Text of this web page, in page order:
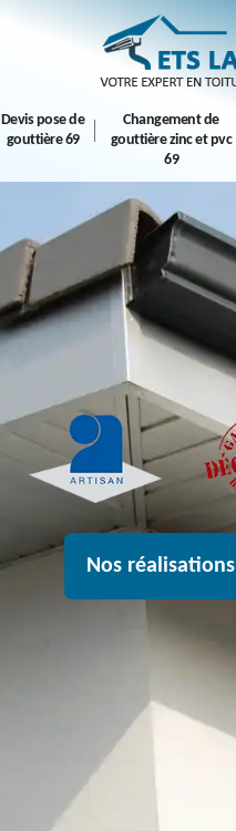
Devis pose de
gouttière 69
Changement de
gouttière zinc et pvc
69
Nos réalisations